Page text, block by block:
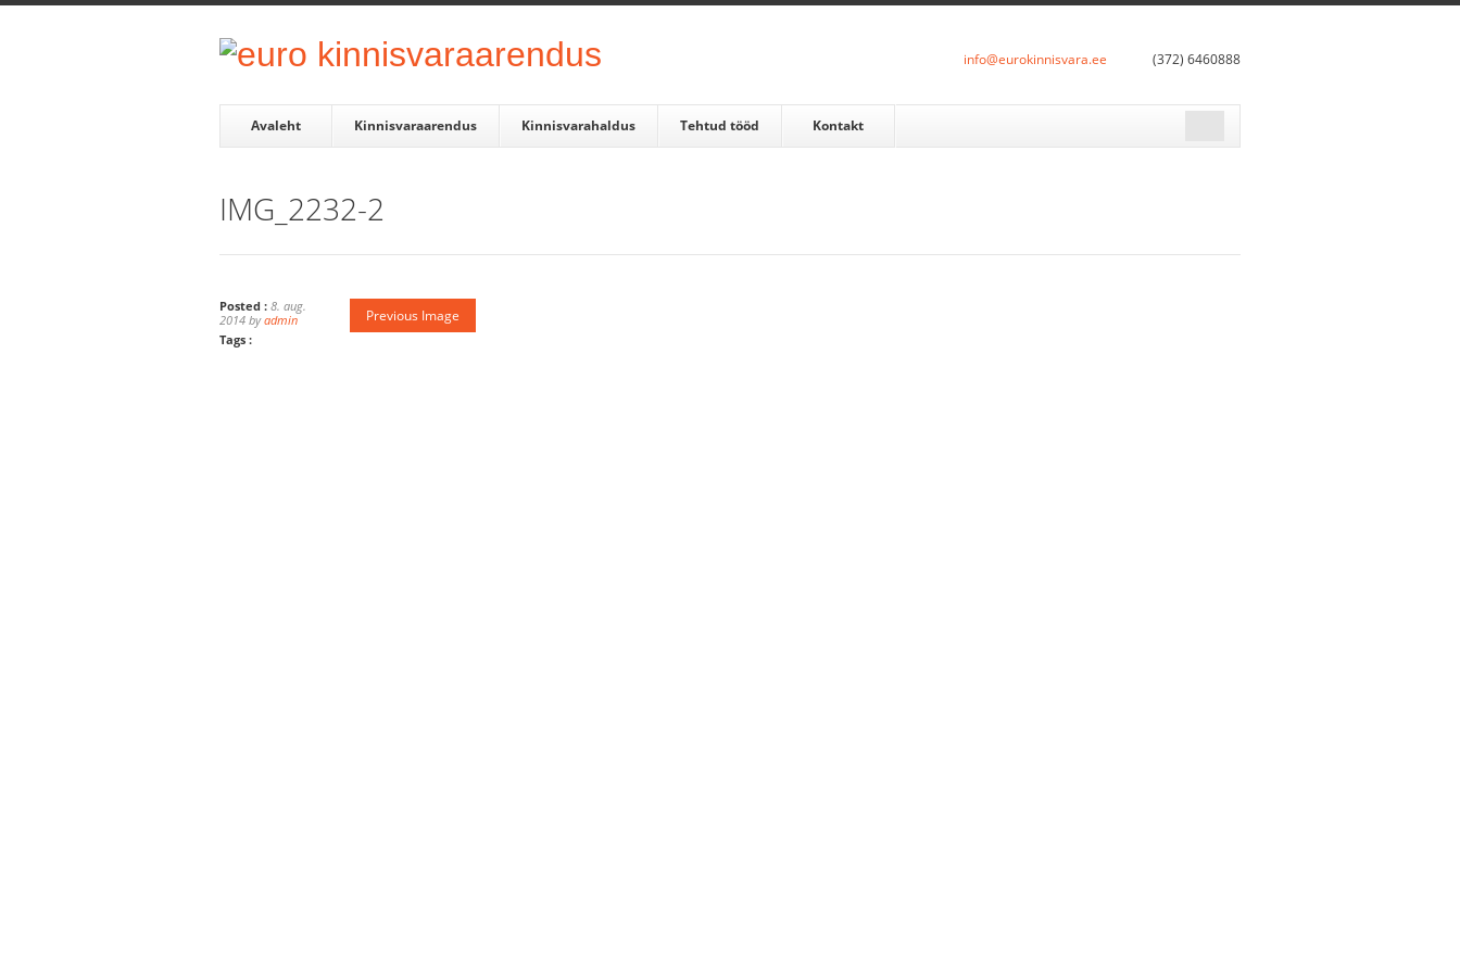
(372) 6460888
info@eurokinnisvara.ee
Avaleht Kinnisvaraarendus Kinnisvarahaldus Tehtud tööd Kontakt
IMG_2232-2
Posted : 8. aug.
2014 byadmin
Tags :
Previous Image